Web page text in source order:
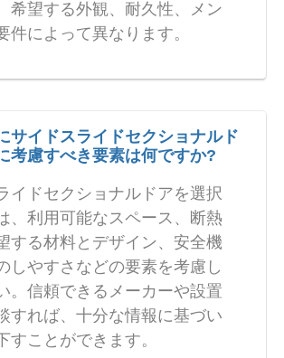
希望する外観、耐久性、メン
件によって異なります。
サイドスライドセクショナルド
考慮すべき要素は何ですか?
イドセクショナルドアを選択
、利用可能なスペース、断熱
する材料とデザイン、安全機
しやすさなどの要素を考慮し
。信頼できるメーカーや設置
すれば、十分な情報に基づい
すことができます。